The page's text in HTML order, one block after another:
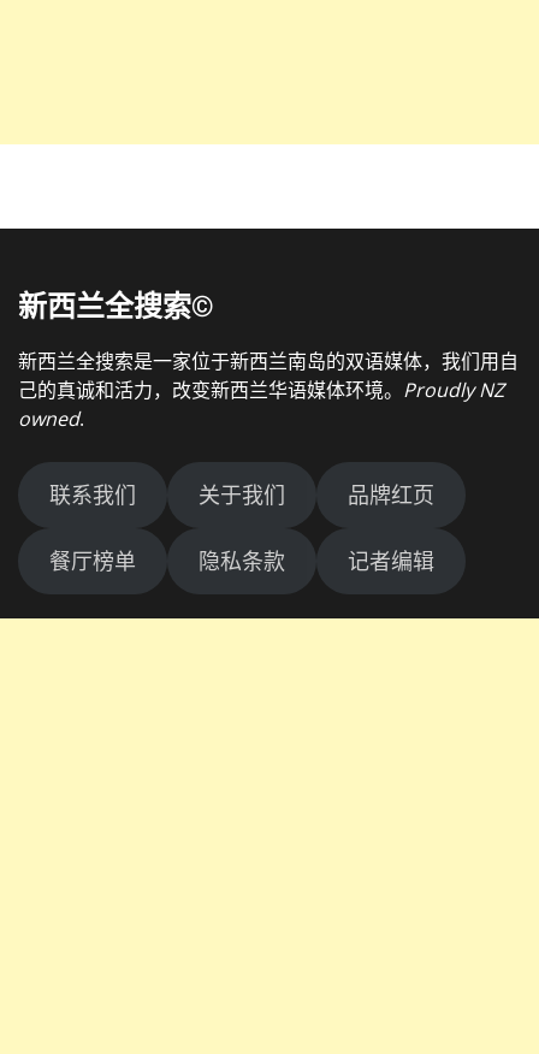
新西兰全搜索©
新西兰全搜索是一家位于新西兰南岛的双语媒体，我们用自
己的真诚和活力，改变新西兰华语媒体环境。 Proudly NZ
owned.
联系我们 关于我们 品牌红页
餐厅榜单 隐私条款 记者编辑